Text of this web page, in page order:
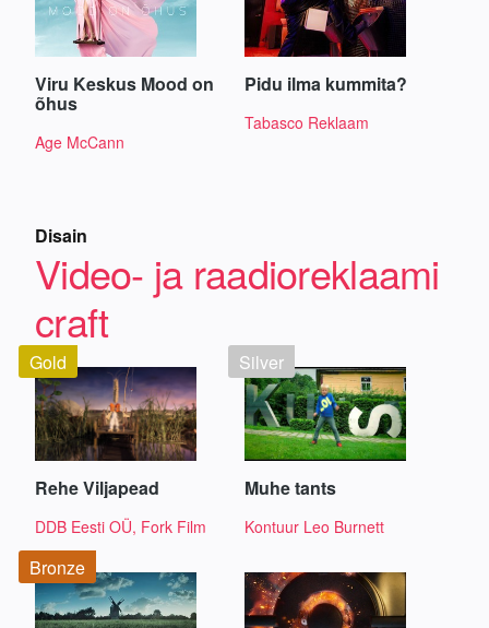
Viru Keskus Mood on
õhus
Age McCann
Pidu ilma kummita?
Tabasco Reklaam
Disain
Video- ja raadioreklaami
craft
Rehe Viljapead
DDB Eesti OÜ, Fork Film
Gold
Muhe tants
Kontuur Leo Burnett
Silver
Bronze